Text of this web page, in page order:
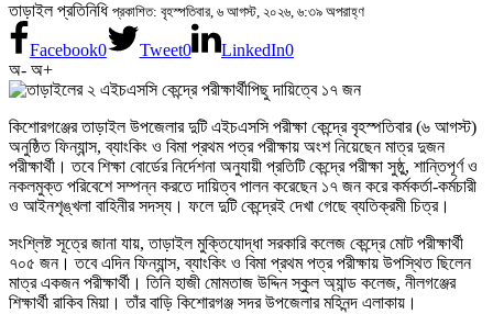
তাড়াইল প্রতিনিধি প্রকাশিত: বৃহস্পতিবার, ৬ আগস্ট, ২০২৬, ৬:৩৯ অপরাহ্ণ
Facebook0 Tweet0 LinkedIn0
অ- অ+
কিশোরগঞ্জের তাড়াইল উপজেলার দুটি এইচএসসি পরীক্ষা কেন্দ্রে বৃহস্পতিবার (৬ আগস্ট)
অনুষ্ঠিত ফিন্যান্স, ব্যাংকিং ও বিমা প্রথম পত্র পরীক্ষায় অংশ নিয়েছেন মাত্র দুজন
পরীক্ষার্থী। তবে শিক্ষা বোর্ডের নির্দেশনা অনুযায়ী প্রতিটি কেন্দ্রে পরীক্ষা সুষ্ঠু, শান্তিপূর্ণ ও
নকলমুক্ত পরিবেশে সম্পন্ন করতে দায়িত্ব পালন করেছেন ১৭ জন করে কর্মকর্তা-কর্মচারী
ও আইনশৃঙ্খলা বাহিনীর সদস্য। ফলে দুটি কেন্দ্রেই দেখা গেছে ব্যতিক্রমী চিত্র।
সংশ্লিষ্ট সূত্রে জানা যায়, তাড়াইল মুক্তিযোদ্ধা সরকারি কলেজ কেন্দ্রে মোট পরীক্ষার্থী
৭০৫ জন। তবে এদিন ফিন্যান্স, ব্যাংকিং ও বিমা প্রথম পত্র পরীক্ষায় উপস্থিত ছিলেন
মাত্র একজন পরীক্ষার্থী। তিনি হাজী মোমতাজ উদ্দিন স্কুল অ্যান্ড কলেজ, নীলগঞ্জের
শিক্ষার্থী রাকিব মিয়া। তাঁর বাড়ি কিশোরগঞ্জ সদর উপজেলার মহিনন্দ এলাকায়।